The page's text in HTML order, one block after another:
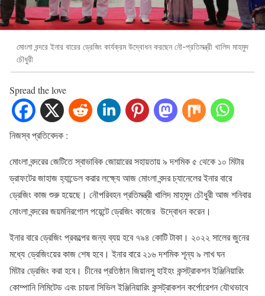
মোংলা বন্দরে ইনার বারের ড্রেজিং কার্যক্রম উদ্বোধন করছেন নৌ-প্রতিমন্ত্রী খালিদ মাহমুদ
চৌধুরী
Spread the love
নিজস্ব প্রতিবেদক :
মোংলা বন্দরের জেটিতে স্বাভাবিক জোয়ারের সহায়তায় ৯ দশমিক ৫ থেকে ১০ মিটার
ড্রাফটের জাহাজ হ্যান্ডেল করার লক্ষ্যে আজ মোংলা বন্দর চ্যানেলের ইনার বারে
ড্রেজিং কাজ শুরু হয়েছে। নৌপরিবহন প্রতিমন্ত্রী খালিদ মাহ্‌মুদ চৌধুরী আজ শনিবার
মোংলা বন্দরের জয়মনিরগোল পয়েন্টে ড্রেজিং কাজের উদ্বোধন করেন।
ইনার বারে ড্রেজিং প্রকল্পের জন্য ব্যয় হবে ৭৯৪ কোটি টাকা। ২০২২ সালের জুনের
মধ্যে ড্রেজিংয়ের কাজ শেষ হবে। ইনার বারে ২১৬ দশমিক শূন্য ৯ লাখ ঘন
মিটার ড্রেজিং করা হবে। চীনের প্রতিষ্ঠান জিয়ানসু হাইহং কন্সট্রাকশন ইঞ্জিনিয়ারিং
কোম্পানি লিমিটেড এবং চায়না সিভিল ইঞ্জিনিয়ারিং কন্সট্রাকশন কর্পোরেশন যৌথভাবে